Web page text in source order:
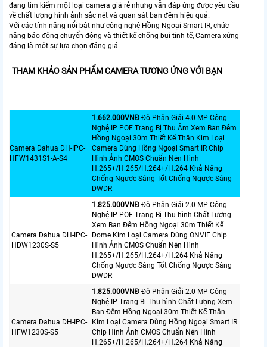
đang tìm kiếm một loại camera giá rẻ nhưng vẫn đáp ứng được yêu cầu
về chất lượng hình ảnh sắc nét và quan sát ban đêm hiệu quả.
Với các tính năng nổi bật như công nghệ Hồng Ngoại Smart IR, chức
năng báo động chuyển động và thiết kế chống bụi tinh tế, Camera xứng
đáng là một sự lựa chọn đáng giá.
THAM KHẢO SẢN PHẨM CAMERA TƯƠNG ỨNG VỚI BẠN
Camera Dahua DH-IPC-
HFW1431S1-A-S4
1.662.000VNÐ Độ Phân Giải 4.0 MP Công
Nghệ IP POE Trang Bị Thu Âm Xem Ban Đêm
Hồng Ngoại 30m Thiết Kế Thân Kim Loại
Camera Dùng Hồng Ngoại Smart IR Chip
Hình Ảnh CMOS Chuẩn Nén Hình
H.265+/H.265/H.264+/H.264 Khả Năng
Chống Ngược Sáng Tốt Chống Ngược Sáng
DWDR
Camera Dahua DH-IPC-
HDW1230S-S5
1.825.000VNÐ Độ Phân Giải 2.0 MP Công
Nghệ IP POE Trang Bị Thu hình Chất Lượng
Xem Ban Đêm Hồng Ngoại 30m Thiết Kế
Dome Kim Loại Camera Dùng ONVIF Chip
Hình Ảnh CMOS Chuẩn Nén Hình
H.265+/H.265/H.264+/H.264 Khả Năng
Chống Ngược Sáng Tốt Chống Ngược Sáng
DWDR
Camera Dahua DH-IPC-
HFW1230S-S5
1.825.000VNÐ Độ Phân Giải 2.0 MP Công
Nghệ IP Trang Bị Thu hình Chất Lượng Xem
Ban Đêm Hồng Ngoại 30m Thiết Kế Thân
Kim Loại Camera Dùng Hồng Ngoại Smart IR
Chip Hình Ảnh CMOS Chuẩn Nén Hình
H.265+/H.265/H.264+/H.264 Khả Năng